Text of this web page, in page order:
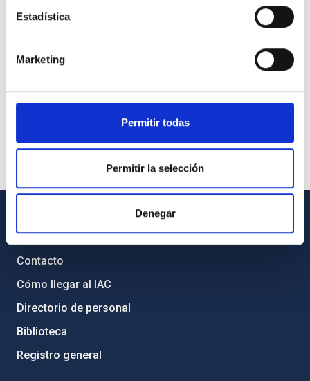
Estadística
Marketing
Permitir todas
Permitir la selección
Denegar
INFORMACIÓN GENERAL
Contacto
Cómo llegar al IAC
Directorio de personal
Biblioteca
Registro general